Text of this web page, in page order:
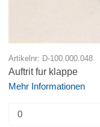
Artikelnr: D-100.000.048
Auftrit fur klappe
Mehr Informationen